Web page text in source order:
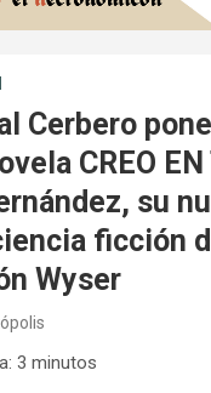
Cerbero
CREO EN
su
ficción
Wyser
3 minutos